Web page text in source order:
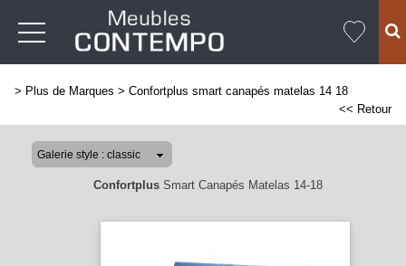
> Plus de Marques > Confortplus smart canapés matelas 14 18
<< Retour
ConfortplusSmart Canapés Matelas 14-18